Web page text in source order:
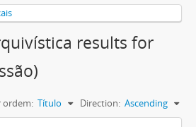
results for
ordem: Título Direction: Ascending